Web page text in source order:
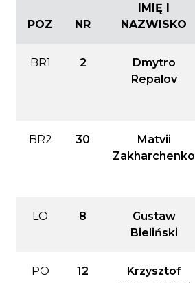
POZ NR
IMIĘ I
NAZWISKO
BR1 2
Dmytro
Repalov
BR2 30
Matvii
Zakharchenko
LO 8
Gustaw
Bieliński
PO 12
Krzysztof